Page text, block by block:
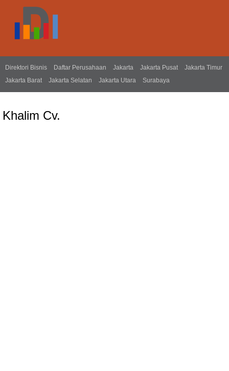
Direktori Bisnis Daftar Perusahaan Jakarta Jakarta Pusat
Jakarta Timur
Jakarta Barat
Jakarta Selatan Jakarta Utara Surabaya
Khalim Cv.